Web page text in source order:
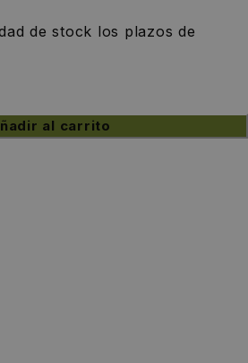
de stock los plazos de
al carrito